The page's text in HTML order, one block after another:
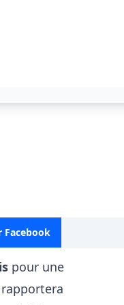
Facebook
pour une